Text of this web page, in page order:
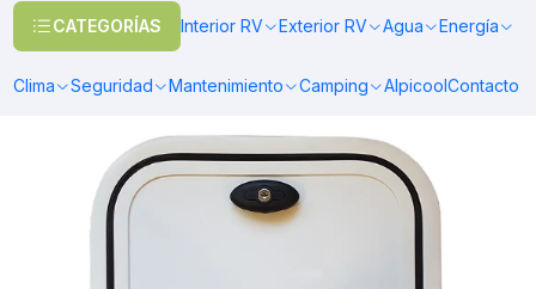
CATEGORÍAS Interior RV Exterior RV Agua Energía
Clima Seguridad Mantenimiento Camping AlpicoolContacto